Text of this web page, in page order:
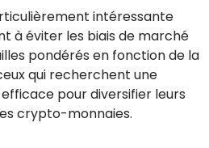
intéressante
à éviter les biais de marché
pondérés en fonction de la
qui recherchent une
pour diversifier leurs
crypto-monnaies.